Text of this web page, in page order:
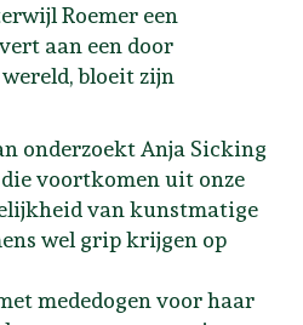
Roemer een
aan een door
bloeit zijn
onderzoekt Anja Sicking
voortkomen uit onze
van kunstmatige
wel grip krijgen op
mededogen voor haar